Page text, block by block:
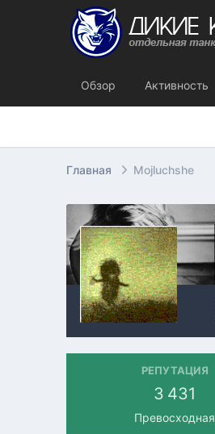
Обзор Активность
Главная Mojluchshe
РЕПУТАЦИЯ
3 431
Превосходная